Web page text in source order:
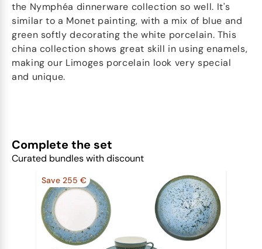
the Nymphéa dinnerware collection so well. It's
similar to a Monet painting, with a mix of blue and
green softly decorating the white porcelain. This
china collection shows great skill in using enamels,
making our Limoges porcelain look very special
and unique.
Complete the set
Curated bundles with discount
Save 255 €